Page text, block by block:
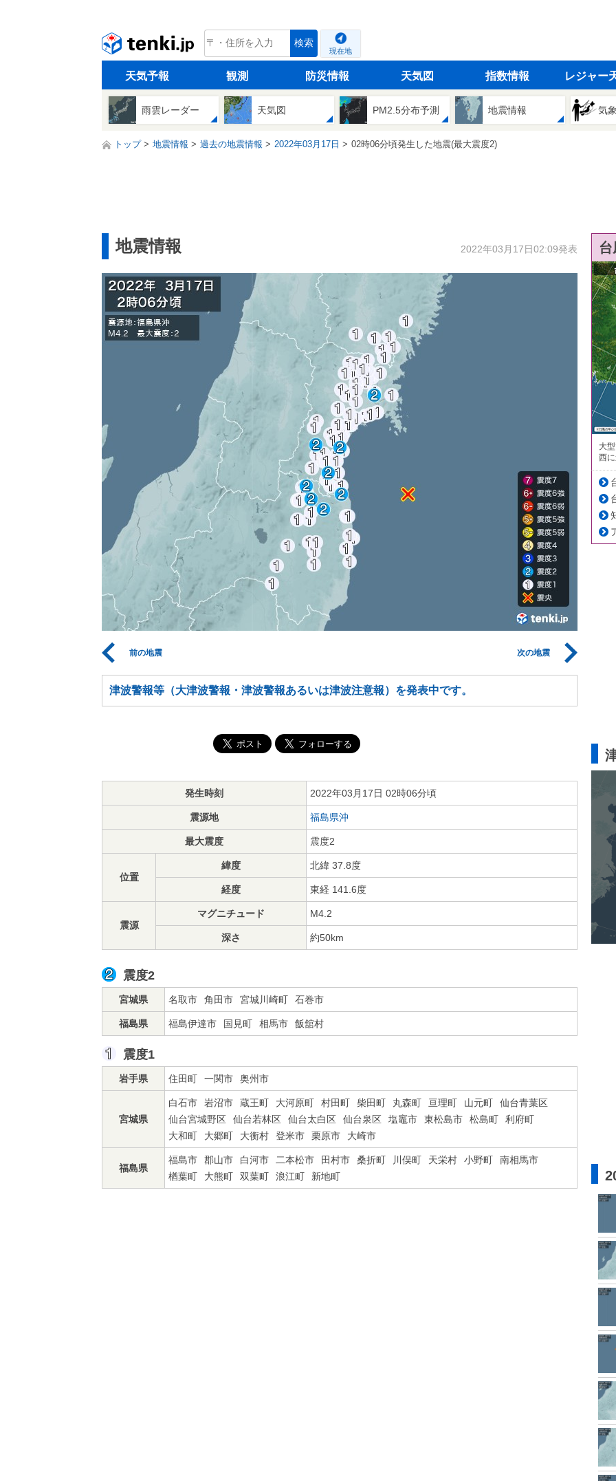
tenki.jp 検索
現在地
天気予報 観測 防災情報 天気図 指数情報 レジャー
雨雲レーダー 天気図 PM2.5分布予測 地震情報 気
トップ 地震情報 過去の地震情報 2022年03月17日 02時06分頃発生した地震(最大震度2)
地震情報 2022年03月17日02:09発表
前の地震 次の地震
津波警報等（大津波警報・津波警報あるいは津波注意報）を発表中です。
発生時刻 2022年03月17日 02時06分頃
震源地 福島県沖
最大震度 震度2
位置
緯度 北緯 37.8度
経度 東経 141.6度
震源
マグニチュード M4.2
深さ 約50km
震度2
宮城県 名取市 角田市 宮城川崎町 石巻市
福島県 福島伊達市 国見町 相馬市 飯舘村
震度1
岩手県 住田町 一関市 奥州市
宮城県
白石市 岩沼市 蔵王町 大河原町 村田町 柴田町 丸森町 亘理町 山元町
仙台青葉区
仙台宮城野区
仙台若林区 仙台太白区 仙台泉区 塩竈市 東松島市 松島町
利府町
大和町
大郷町 大衡村 登米市 栗原市 大崎市
福島県
福島市 郡山市 白河市 二本松市 田村市 桑折町 川俣町 天栄村 小野町
南相馬市
楢葉町
大熊町 双葉町 浪江町 新地町
大
西